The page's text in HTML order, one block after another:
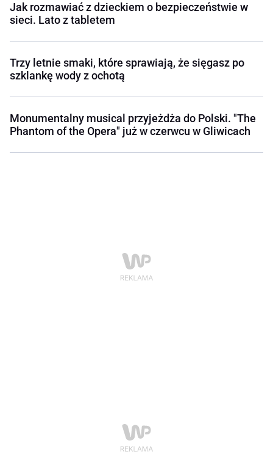
Jak rozmawiać z dzieckiem o bezpieczeństwie w
sieci. Lato z tabletem
Trzy letnie smaki, które sprawiają, że sięgasz po
szklankę wody z ochotą
Monumentalny musical przyjeżdża do Polski. "The
Phantom of the Opera" już w czerwcu w Gliwicach